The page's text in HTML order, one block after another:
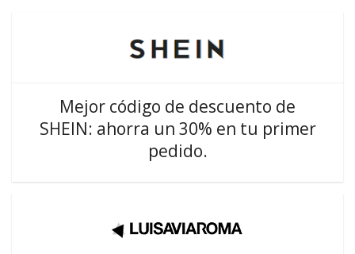
Mejor código de descuento de
SHEIN: ahorra un 30% en tu primer
pedido.